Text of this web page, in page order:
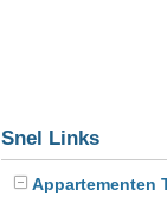
Snel Links
Appartementen